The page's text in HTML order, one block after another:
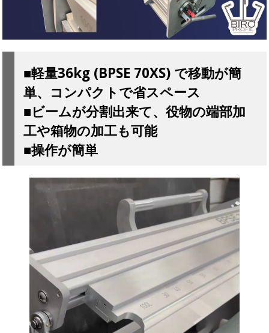
■軽量36kg (BPSE 70XS) で移動が簡
単、コンパクトで省スペース
■ビームが分割出来て、役物の端部加
工や箱物の加工も可能
■操作が簡単